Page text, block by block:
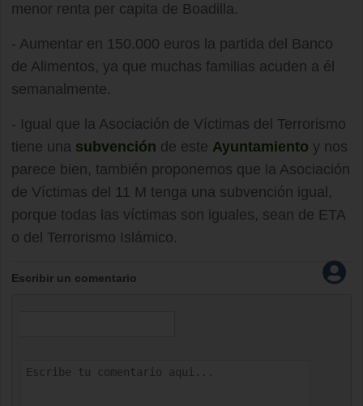
menor renta per capita de Boadilla.
- Aumentar en 150.000 euros la partida del Banco
de Alimentos, ya que muchas familias acuden a él
semanalmente.
- Igual que la Asociación de Víctimas del Terrorismo
tiene una subvención de este Ayuntamiento y nos
parece bien, también proponemos que la Asociación
de Víctimas del 11 M tenga una subvención igual,
porque todas las víctimas son iguales, sean de ETA
o del Terrorismo Islámico.
Escribir un comentario